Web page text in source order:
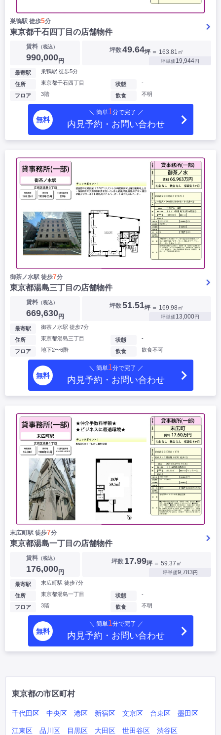
巣鴨駅 徒歩5分
東京都千石四丁目の店舗物件
賃料（税込）
990,000円
坪数49.64坪 ＝ 163.81㎡
坪単価19,944円
最寄駅 巣鴨駅 徒歩5分
住所 東京都千石四丁目
フロア 3階
状態 -
飲食 不明
無料
＼ 簡単1分で完了 ／
内見予約・お問い合わせ
御茶ノ水駅 徒歩7分
東京都湯島三丁目の店舗物件
賃料（税込）
669,630円
坪数51.51坪 ＝ 169.98㎡
坪単価13,000円
最寄駅 御茶ノ水駅 徒歩7分
住所 東京都湯島三丁目
フロア 地下2〜6階
状態 -
飲食 飲食不可
無料
＼ 簡単1分で完了 ／
内見予約・お問い合わせ
末広町駅 徒歩7分
東京都湯島一丁目の店舗物件
賃料（税込）
176,000円
坪数 17.99坪 ＝ 59.37㎡
坪単価9,783円
最寄駅 末広町駅 徒歩7分
住所 東京都湯島一丁目
フロア 3階
状態 -
飲食 不明
無料
＼ 簡単1分で完了 ／
内見予約・お問い合わせ
東京都の市区町村
千代田区 中央区 港区 新宿区 文京区 台東区 墨田区
江東区 品川区 目黒区 大田区 世田谷区 渋谷区